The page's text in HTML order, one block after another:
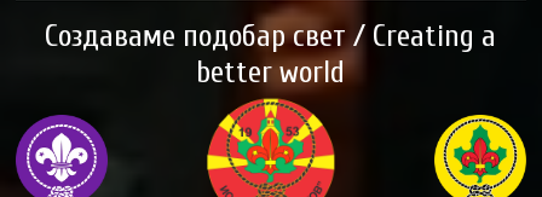
Создаваме подобар свет / Creating a
better world